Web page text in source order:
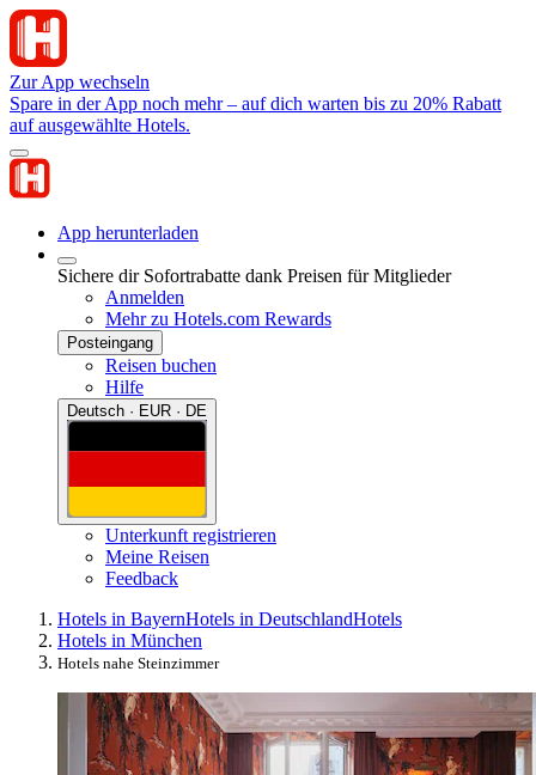
Zur App wechseln
Spare in der App noch mehr – auf dich warten bis zu 20% Rabatt
auf ausgewählte Hotels.
App herunterladen
Sichere dir Sofortrabatte dank Preisen für Mitglieder
Anmelden
Mehr zu Hotels.com Rewards
Posteingang
Reisen buchen
Hilfe
Deutsch · EUR · DE
Unterkunft registrieren
Meine Reisen
Feedback
Hotels in BayernHotels in DeutschlandHotels
Hotels in München
Hotels nahe Steinzimmer